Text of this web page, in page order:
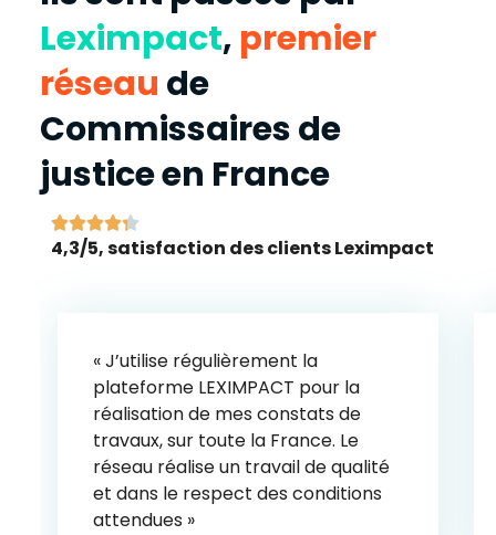
Leximpact, premier
réseau de
Commissaires de
justice en France

4,3/5, satisfaction des clients Leximpact
« J’utilise régulièrement la
plateforme LEXIMPACT pour la
réalisation de mes constats de
travaux, sur toute la France. Le
réseau réalise un travail de qualité
et dans le respect des conditions
attendues »